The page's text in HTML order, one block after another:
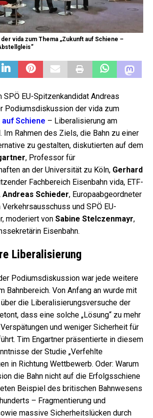
vida zum Thema „Zukunft auf Schiene –
SPÖ EU-Spitzenkandidat Andreas
Podiumsdiskussion der vida zum
Schiene – Liberalisierung am
Im Rahmen des Ziels, die Bahn zu einer
zu gestalten, diskutierten auf dem
, Professor für
an der Universität zu Köln, Gerhard
Fachbereich Eisenbahn vida, ETF-
Andreas Schieder, Europaabgeordneter
und SPÖ EU-
moderiert von Sabine Stelczenmayr,
Eisenbahn.
Liberalisierung
Podiumsdiskussion war jede weitere
Bahnbereich. Von Anfang an wurde mit
die Liberalisierungsversuche der
dass eine solche „Lösung“ zu mehr
und weniger Sicherheit für
Tim Engartner präsentierte in diesem
der Studie „Verfehlte
in Richtung Wettbewerb. Oder: Warum
die Bahn nicht auf die Erfolgsschiene
Beispiel des britischen Bahnwesens
– Fragmentierung und
massive Sicherheitslücken durch